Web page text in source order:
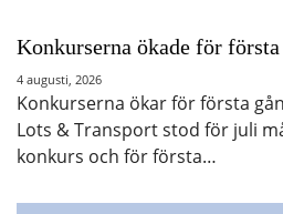
Konkurserna ökade för
4 augusti, 2026
Konkurserna ökar för första
Lots & Transport stod för juli
konkurs och för första…